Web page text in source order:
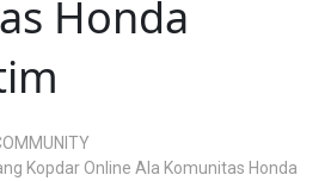
Honda
Kopdar Online Ala Komunitas Honda